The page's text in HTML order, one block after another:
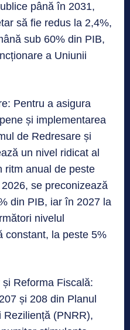
până în 2031,
să fie redus la 2,4%,
sub 60% din PIB,
a Uniunii
Pentru a asigura
și implementarea
de Redresare și
un nivel ridicat al
ritm anual de peste
se preconizează
din PIB, iar în 2027 la
nivelul
constant, la peste 5%
Reforma Fiscală:
și 208 din Planul
Reziliență (PNRR),